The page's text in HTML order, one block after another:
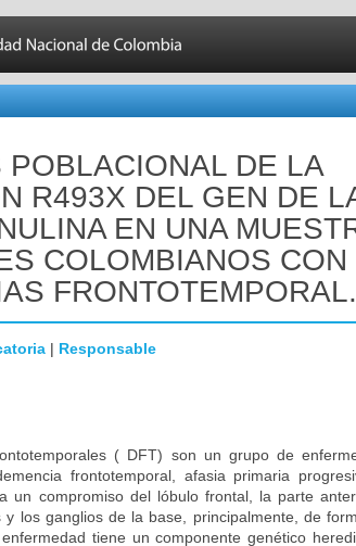
POBLACIONAL DE LA
R493X DEL GEN DE
EN UNA
COLOMBIANOS CON
FRONTOTEMPORAL.
| Responsable
( DFT) son un grupo de
frontotemporal, afasia primaria
un compromiso del lóbulo frontal, la parte
y los ganglios de la base, principalmente, de
tiene un componente genético